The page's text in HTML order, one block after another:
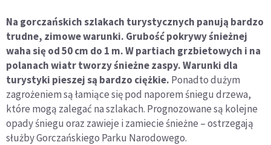
Na gorczańskich szlakach turystycznych panują bardzo
trudne, zimowe warunki. Grubość pokrywy śnieżnej
waha się od 50 cm do 1 m. W partiach grzbietowych i na
polanach wiatr tworzy śnieżne zaspy. Warunki dla
turystyki pieszej są bardzo ciężkie. Ponadto dużym
zagrożeniem są łamiące się pod naporem śniegu drzewa,
które mogą zalegać na szlakach. Prognozowane są kolejne
opady śniegu oraz zawieje i zamiecie śnieżne – ostrzegają
służby Gorczańskiego Parku Narodowego.